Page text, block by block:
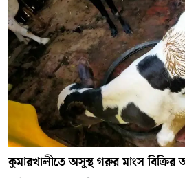
কুমারখালীতে অসুস্থ গরুর মাংস বিক্রির